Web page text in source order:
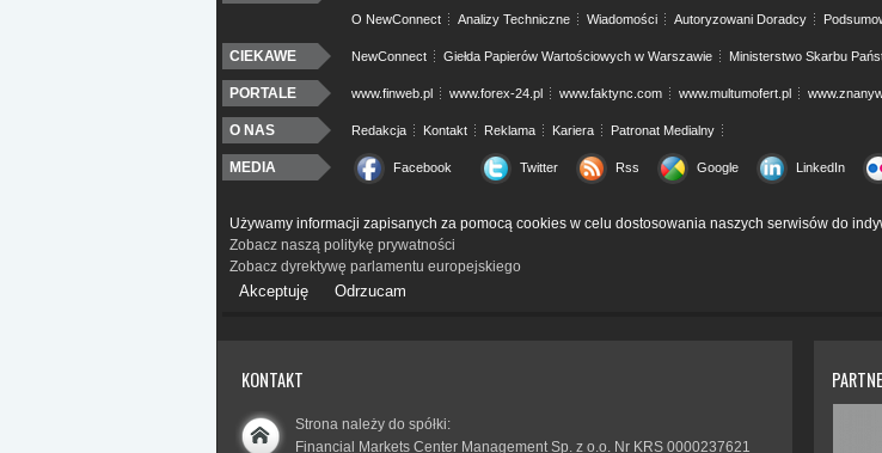
O NewConnect
Analizy Techniczne Wiadomości Autoryzowani Doradcy
CIEKAWE NewConnect Giełda Papierów Wartościowych w Warszawie Ministerstwo Skarbu
PORTALE www.finweb.pl www.forex-24.pl www.faktync.com www.multumofert.pl
O NAS Redakcja Kontakt Reklama Kariera Patronat Medialny
MEDIA Facebook Twitter Rss Google LinkedIn
Używamy informacji zapisanych za pomocą cookies w celu dostosowania naszych serwisów do
Zobacz naszą politykę prywatności
Zobacz dyrektywę parlamentu europejskiego
Akceptuję Odrzucam
KONTAKT
Strona należy do spółki:
Financial Markets Center Management Sp. z o.o. Nr KRS 0000237621